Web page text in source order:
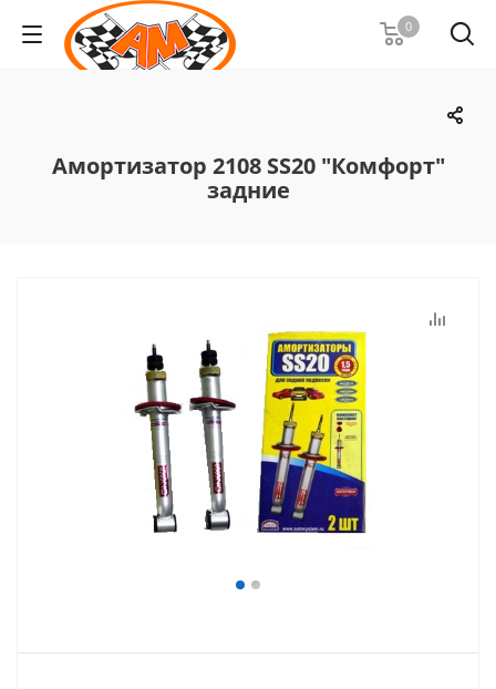
0
Амортизатор 2108 SS20 "Комфорт"
задние